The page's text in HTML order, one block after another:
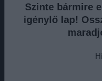
Szinte bármire
igénylő lap!